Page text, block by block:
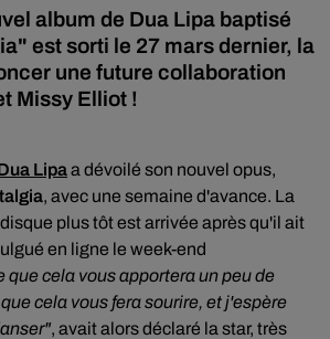
album de Dua Lipa baptisé
est sorti le 27 mars dernier, la
une future collaboration
Missy Elliot !
Lipaa dévoilé son nouvel opus,
, avec une semaine d'avance. La
plus tôt est arrivée après qu'il ait
en ligne le week-end
que cela vous apportera un peu de
cela vous fera sourire, et j'espère
, avait alors déclaré la star, très